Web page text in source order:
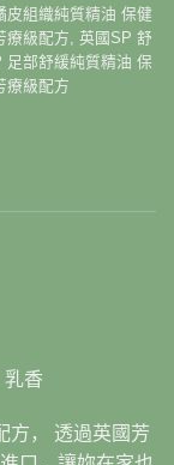
皮組織純質精油 保健
療級配方 英國SP 舒
足部舒緩純質精油 保
療級配方
乳香
方， 透過英國芳